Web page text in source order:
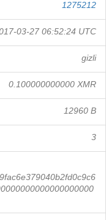
1275212
03-27 06:52:24 UTC
gizli
0.100000000000 XMR
12960 B
3